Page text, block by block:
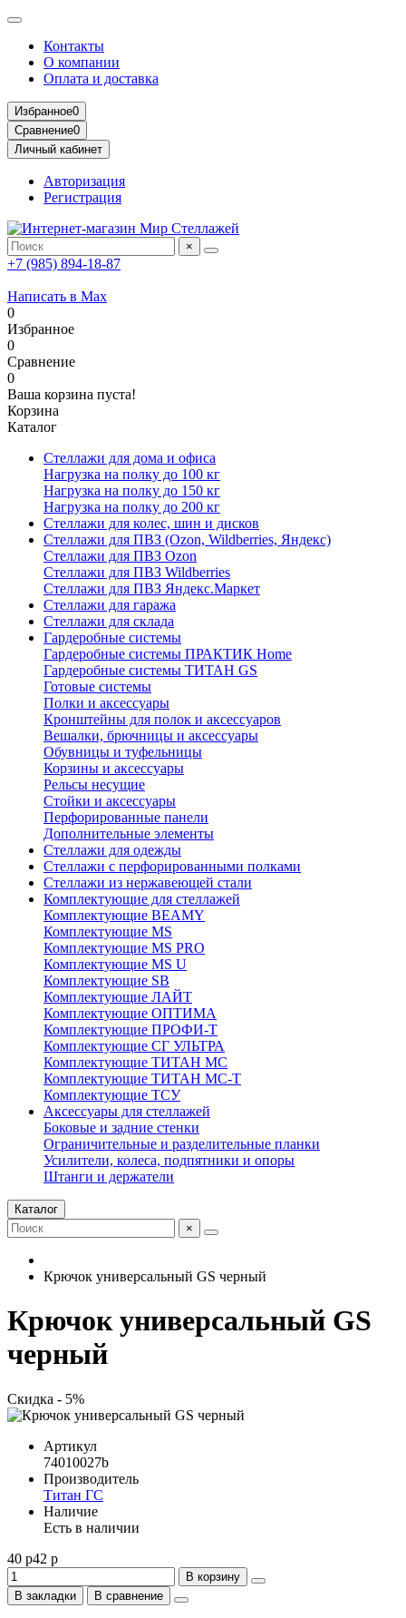
Контакты
О компании
Оплата и доставка
Избранное0
Сравнение0
Личный кабинет
Авторизация
Регистрация
×
+7 (985) 894-18-87
Написать в Max
0
Избранное
0
Сравнение
0
Ваша корзина пуста!
Корзина
Каталог
Стеллажи для дома и офиса
Нагрузка на полку до 100 кг
Нагрузка на полку до 150 кг
Нагрузка на полку до 200 кг
Стеллажи для колес, шин и дисков
Стеллажи для ПВЗ (Ozon, Wildberries, Яндекс)
Стеллажи для ПВЗ Ozon
Стеллажи для ПВЗ Wildberries
Стеллажи для ПВЗ Яндекс.Маркет
Стеллажи для гаража
Стеллажи для склада
Гардеробные системы
Гардеробные системы ПРАКТИК Home
Гардеробные системы ТИТАН GS
Готовые системы
Полки и аксессуары
Кронштейны для полок и аксессуаров
Вешалки, брючницы и аксессуары
Обувницы и туфельницы
Корзины и аксессуары
Рельсы несущие
Стойки и аксессуары
Перфорированные панели
Дополнительные элементы
Стеллажи для одежды
Стеллажи с перфорированными полками
Стеллажи из нержавеющей стали
Комплектующие для стеллажей
Комплектующие BEAMY
Комплектующие MS
Комплектующие MS PRO
Комплектующие MS U
Комплектующие SB
Комплектующие ЛАЙТ
Комплектующие ОПТИМА
Комплектующие ПРОФИ-Т
Комплектующие СГ УЛЬТРА
Комплектующие ТИТАН МС
Комплектующие ТИТАН МС-Т
Комплектующие ТСУ
Аксессуары для стеллажей
Боковые и задние стенки
Ограничительные и разделительные планки
Усилители, колеса, подпятники и опоры
Штанги и держатели
Каталог
×
Крючок универсальный GS черный
Крючок универсальный GS
черный
Скидка - 5%
Артикул
74010027b
Производитель
Титан ГС
Наличие
Есть в наличии
40 р42 р
В корзину
В закладки
В сравнение